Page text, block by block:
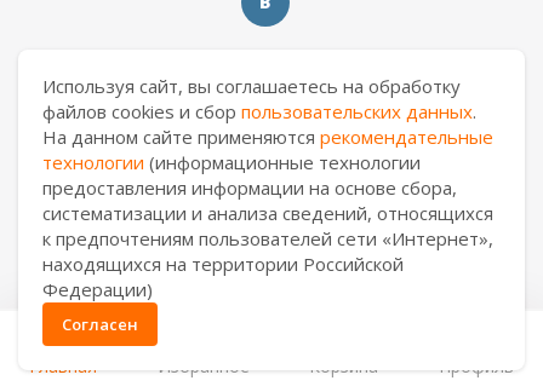
8 909 017 69 26
prm.manager@casa-ceramica.ru
Пермь,ул. Героев Хасана, 56а
2026 © АО "Уралкерамика"
Используя сайт, вы соглашаетесь на обработку
файлов cookies и сбор пользовательских данных.
На данном сайте применяются рекомендательные
технологии (информационные технологии
предоставления информации на основе сбора,
систематизации и анализа сведений, относящихся
к предпочтениям пользователей сети «Интернет»,
находящихся на территории Российской
Федерации)
Согласен
Главная Избранное Корзина Профиль